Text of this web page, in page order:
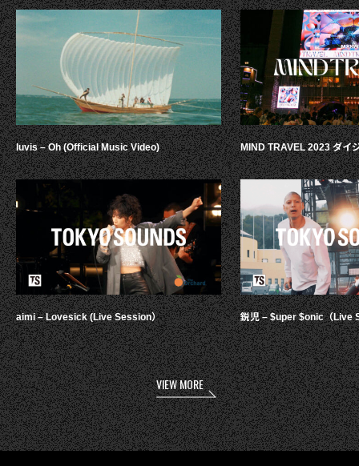
luvis – Oh (Official Music Video)
aimi – Lovesick (Live Session）
MIND TRAVEL 2023 ダイ
鋭児 – $uper $onic（Live
VIEW MORE